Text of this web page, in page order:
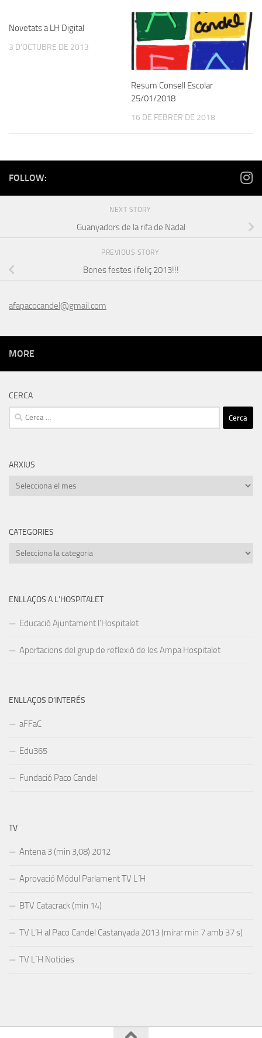
Novetats a LH Digital
3 D'OCTUBRE DE 2013
Resum Consell Escolar
25/01/2018
16 DE FEBRER DE 2018
FOLLOW:
NEXT STORY
Guanyadors de la rifa de Nadal
PREVIOUS STORY
Bones festes i feliç 2013!!!
afapacocandel@gmail.com
MORE
CERCA
Cerca:
ARXIUS
Arxius
CATEGORIES
Categories
ENLLAÇOS A L’HOSPITALET
Educació Ajuntament l’Hospitalet
Aportacions del grup de reflexió de les Ampa Hospitalet
ENLLAÇOS D’INTERÉS
aFFaC
Edu365
Fundació Paco Candel
TV
Antena 3 (min 3,08) 2012
Aprovació Módul Parlament TV L´H
BTV Catacrack (min 14)
TV L’H al Paco Candel Castanyada 2013 (mirar min 7 amb 37 s)
TV L´H Noticies